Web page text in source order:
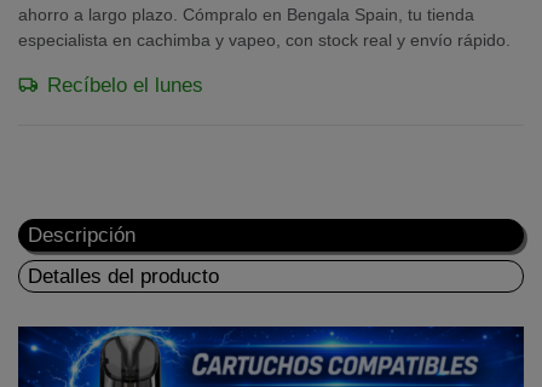
ahorro a largo plazo. Cómpralo en Bengala Spain, tu tienda
especialista en cachimba y vapeo, con stock real y envío rápido.
Recíbelo el lunes
Descripción
Detalles del producto